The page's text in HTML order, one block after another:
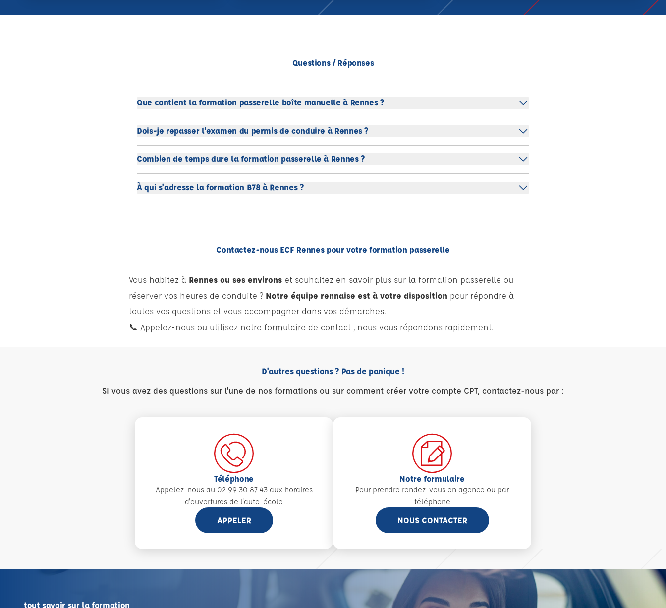
Questions / Réponses
Que contient la formation passerelle boîte manuelle à Rennes ?
Dois-je repasser l'examen du permis de conduire à Rennes ?
Combien de temps dure la formation passerelle à Rennes ?
À qui s'adresse la formation B78 à Rennes ?
Contactez-nous ECF Rennes pour votre formation passerelle
Vous habitez à Rennes ou ses environs et souhaitez en savoir plus sur la formation passerelle ou
réserver vos heures de conduite ? Notre équipe rennaise est à votre disposition pour répondre à
toutes vos questions et vous accompagner dans vos démarches.
📞 Appelez-nous ou utilisez notre formulaire de contact , nous vous répondons rapidement.
D'autres questions ? Pas de panique !
Si vous avez des questions sur l'une de nos formations ou sur comment créer votre compte CPT, contactez-nous par :
Téléphone
Appelez-nous au 02 99 30 87 43 aux horaires
d'ouvertures de l'auto-école
APPELER
Notre formulaire
Pour prendre rendez-vous en agence ou par
téléphone
NOUS CONTACTER
tout savoir sur la formation